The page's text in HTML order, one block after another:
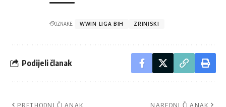
OZNAKE: WWIN LIGA BIH ZRINJSKI
Podijeli članak
PRETHODNI ČLANAK NAREDNI ČLANAK